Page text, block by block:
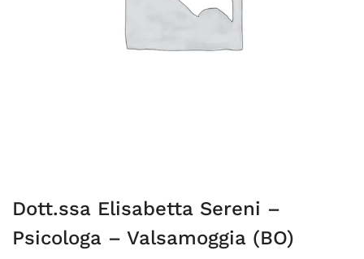
Dott.ssa Elisabetta Sereni –
Psicologa – Valsamoggia (BO)